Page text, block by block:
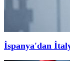
İspanya'dan